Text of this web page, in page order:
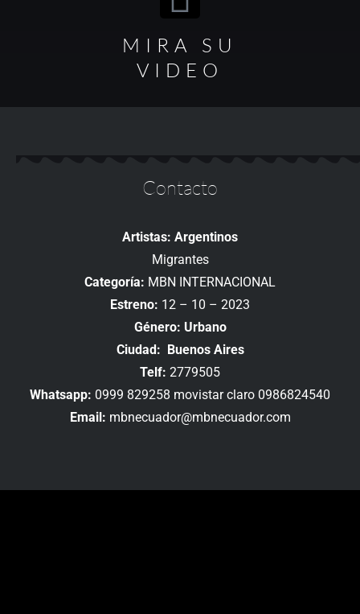
MIRA SU
VIDEO
Contacto
Artistas: Argentinos
Migrantes
Categoría: MBN INTERNACIONAL
Estreno: 12 – 10 – 2023
Género: Urbano
Ciudad: Buenos Aires
Telf: 2779505
Whatsapp: 0999 829258 movistar claro 0986824540
Email: mbnecuador@mbnecuador.com